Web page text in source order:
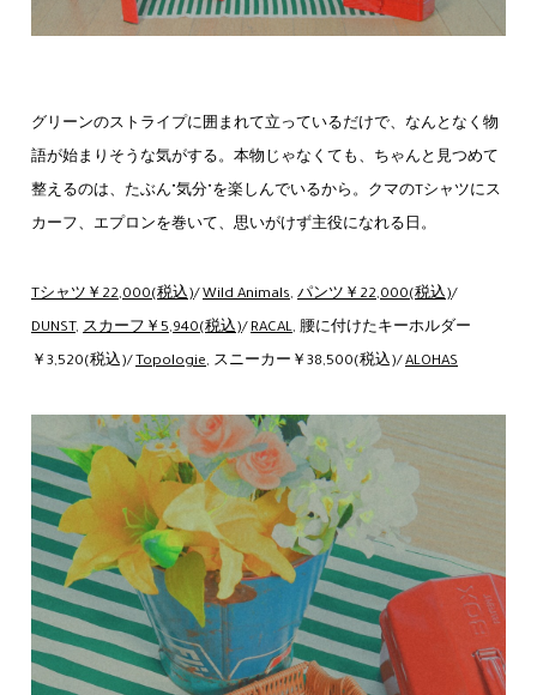
グリーンのストライプに囲まれて立っているだけで、なんとなく物
語が始まりそうな気がする。本物じゃなくても、ちゃんと見つめて
整えるのは、たぶん"気分"を楽しんでいるから。クマのTシャツにス
カーフ、エプロンを巻いて、思いがけず主役になれる日。
Tシャツ￥22,000(税込)/ Wild Animals, パンツ￥22,000(税込)/
DUNST, スカーフ￥5,940(税込)/ RACAL, 腰に付けたキーホルダー
￥3,520(税込)/ Topologie, スニーカー￥38,500(税込)/ ALOHAS